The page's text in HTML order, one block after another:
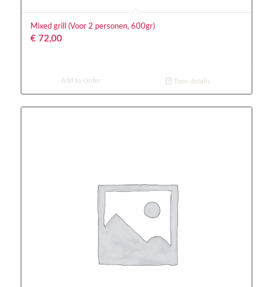
Mixed grill (Voor 2 personen, 600gr)
€72,00
Add to Order Toon details